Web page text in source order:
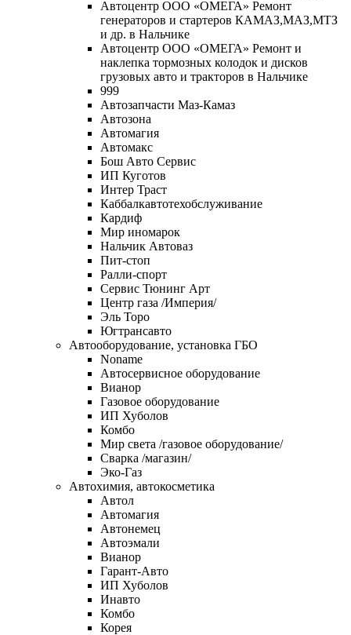
Автоцентр ООО «ОМЕГА» Ремонт
генераторов и стартеров КАМАЗ,МАЗ,МТЗ
и др. в Нальчике
Автоцентр ООО «ОМЕГА» Ремонт и
наклепка тормозных колодок и дисков
грузовых авто и тракторов в Нальчике
999
Автозапчасти Маз-Камаз
Автозона
Автомагия
Автомакс
Бош Авто Сервис
ИП Куготов
Интер Траст
Каббалкавтотехобслуживание
Кардиф
Мир иномарок
Нальчик Автоваз
Пит-стоп
Ралли-спорт
Сервис Тюнинг Арт
Центр газа /Империя/
Эль Торо
Югтрансавто
Автооборудование, установка ГБО
Noname
Автосервисное оборудование
Вианор
Газовое оборудование
ИП Хуболов
Комбо
Мир света /газовое оборудование/
Сварка /магазин/
Эко-Газ
Автохимия, автокосметика
Автол
Автомагия
Автонемец
Автоэмали
Вианор
Гарант-Авто
ИП Хуболов
Инавто
Комбо
Корея